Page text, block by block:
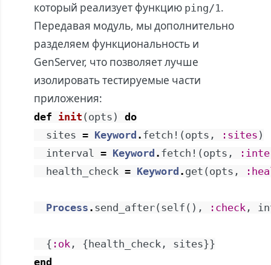
который реализует функцию ping/1.
Передавая модуль, мы дополнительно
разделяем функциональность и
GenServer, что позволяет лучше
изолировать тестируемые части
приложения:
def init ( opts )
do
sites = Keyword . fetch! ( opts , :sites )
interval = Keyword . fetch! ( opts ,
health_check = Keyword . get ( opts ,
Process . send_after( self ( ) , :check ,
{ :ok , { health_check , sites}}
end